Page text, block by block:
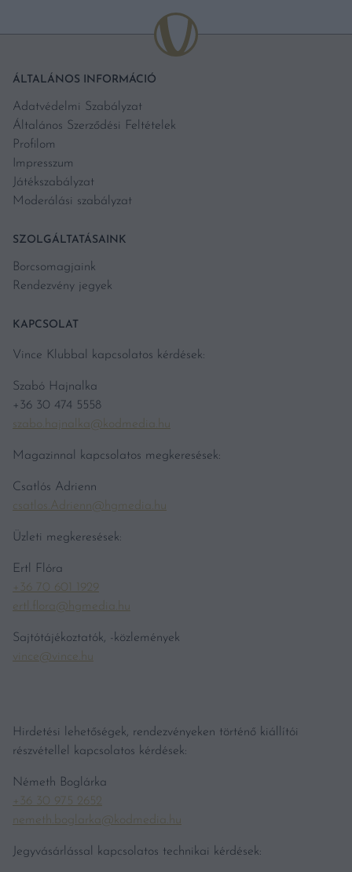
ÁLTALÁNOS INFORMÁCIÓ
Adatvédelmi Szabályzat
Általános Szerződési Feltételek
Profilom
Impresszum
Játékszabályzat
Moderálási szabályzat
SZOLGÁLTATÁSAINK
Borcsomagjaink
Rendezvény jegyek
KAPCSOLAT
Vince Klubbal kapcsolatos kérdések:
Szabó Hajnalka
+36 30 474 5558
szabo.hajnalka@kodmedia.hu
Magazinnal kapcsolatos megkeresések:
Csatlós Adrienn
csatlos.Adrienn@hgmedia.hu
Üzleti megkeresések:
Ertl Flóra
+36 70 601 1929
ertl.flora@hgmedia.hu
Sajtótájékoztatók, -közlemények
vince@vince.hu
Hirdetési lehetőségek, rendezvényeken történő kiállítói
részvétellel kapcsolatos kérdések:
Németh Boglárka
+36 30 975 2652
nemeth.boglarka@kodmedia.hu
Jegyvásárlással kapcsolatos technikai kérdések: